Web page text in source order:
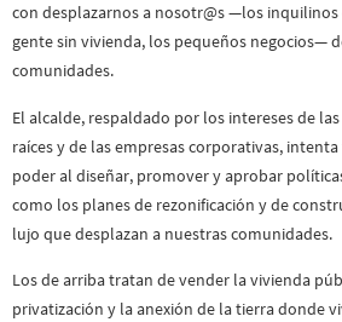
con desplazarnos a nosotr@s —los
gente sin vivienda, los pequeños negocios—
comunidades.
El alcalde, respaldado por los intereses de
raíces y de las empresas corporativas,
poder al diseñar, promover y aprobar
como los planes de rezonificación y de
lujo que desplazan a nuestras comunidades.
Los de arriba tratan de vender la vivienda
privatización y la anexión de la tierra donde